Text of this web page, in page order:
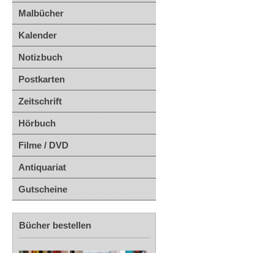
Malbücher
Kalender
Notizbuch
Postkarten
Zeitschrift
Hörbuch
Filme / DVD
Antiquariat
Gutscheine
Bücher bestellen